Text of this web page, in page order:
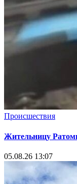
Происшествия
Жительницу
05.08.26 13:07